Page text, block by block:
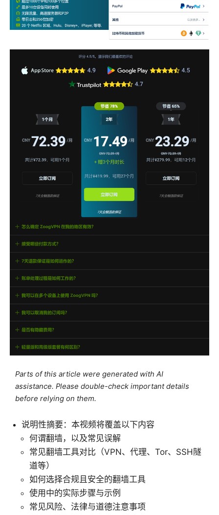
Parts of this article were generated with AI
assistance. Please double-check important details
before relying on them.
说明性摘要：本视频将覆盖以下内容
何谓翻墙，以及常见误解
常见翻墙工具对比（VPN、代理、Tor、SSH隧
道等）
如何选择合规且安全的翻墙工具
使用中的实际步骤与示例
常见风险、法律与道德注意事项